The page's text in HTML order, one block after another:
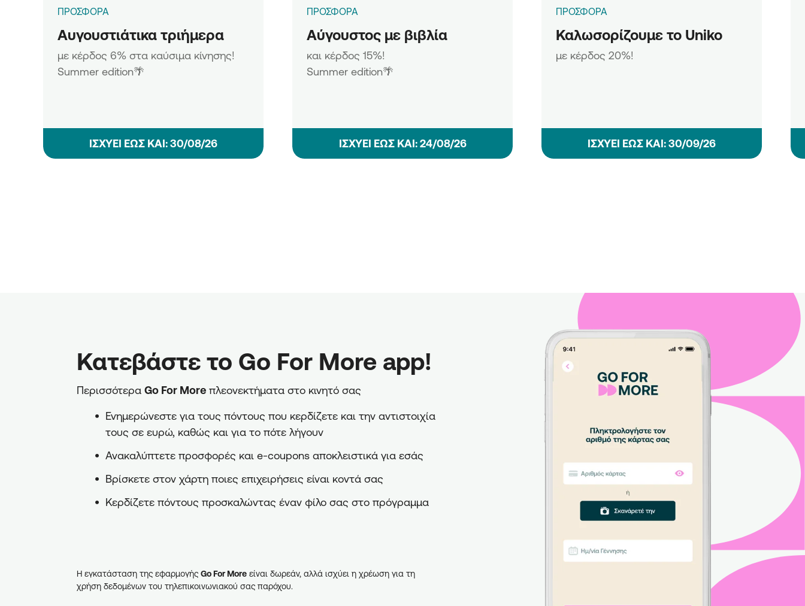
ΠΡΟΣΦΟΡΑ
Αυγουστιάτικα τριήμερα
με κέρδος 6% στα καύσιμα κίνησης!
Summer edition🌴
ΙΣΧΥΕΙ ΕΩΣ ΚΑΙ: 30/08/26
ΠΡΟΣΦΟΡΑ
Αύγουστος με βιβλία
και κέρδος 15%!
Summer edition🌴
ΙΣΧΥΕΙ ΕΩΣ ΚΑΙ: 24/08/26
ΠΡΟΣΦΟΡΑ
Καλωσορίζουμε το Uniko
με κέρδος 20%!
ΙΣΧΥΕΙ ΕΩΣ ΚΑΙ: 30/09/26
Κατεβάστε το Go For More app!
Περισσότερα Go For More πλεονεκτήματα στο κινητό σας
Ενημερώνεστε για τους πόντους που κερδίζετε και την αντιστοιχία
τους σε ευρώ, καθώς και για το πότε λήγουν
Ανακαλύπτετε προσφορές και e-coupons αποκλειστικά για εσάς
Βρίσκετε στον χάρτη ποιες επιχειρήσεις είναι κοντά σας
Κερδίζετε πόντους προσκαλώντας έναν φίλο σας στο πρόγραμμα
Η εγκατάσταση της εφαρμογής Go For More είναι δωρεάν, αλλά ισχύει η χρέωση για τη
χρήση δεδομένων του τηλεπικοινωνιακού σας παρόχου.